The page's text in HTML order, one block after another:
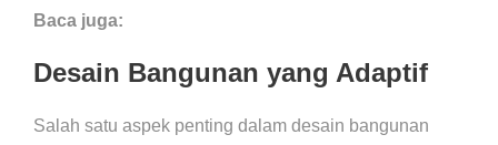
Baca juga:
Desain Bangunan yang Adaptif
Salah satu aspek penting dalam desain bangunan